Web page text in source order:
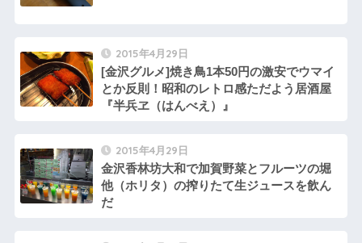
2015年4月29日
[金沢グルメ]焼き鳥1本50円の激安でウマイ
とか反則！昭和のレトロ感ただよう居酒屋
『半兵ヱ（はんべえ）』
2015年4月29日
金沢香林坊大和で加賀野菜とフルーツの堀
他（ホリタ）の搾りたて生ジュースを飲ん
だ